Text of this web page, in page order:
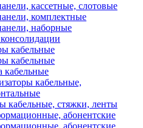
кассетные, слотовые
комплектные
наборные
кабельные
кабельные
кабельные
кабельные,
кабельные, стяжки, ленты
абонентские
абонентские